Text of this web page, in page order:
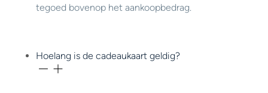
tegoed bovenop het aankoopbedrag.
Hoelang is de cadeaukaart geldig?